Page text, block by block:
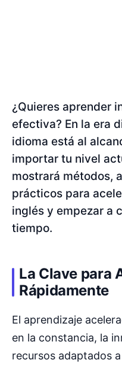
¿Quieres aprender
efectiva? En la era
idioma está al
importar tu nivel
mostrará métodos,
prácticos para
inglés y empezar a
tiempo.
La Clave para
Rápidamente
El aprendizaje
en la constancia, la
recursos adaptados